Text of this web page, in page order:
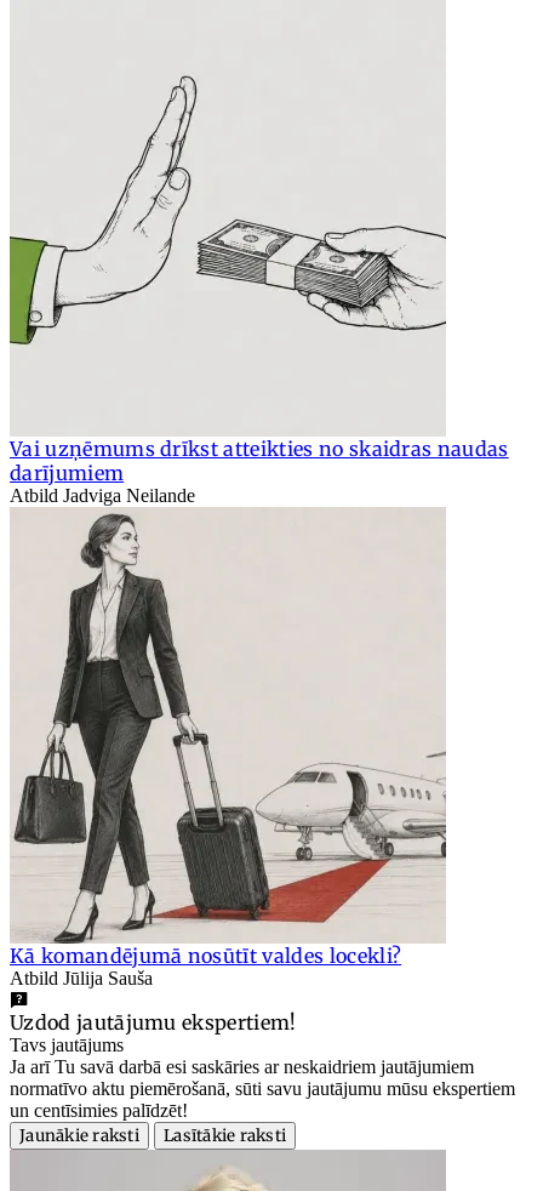
Vai uzņēmums drīkst atteikties no skaidras naudas
darījumiem
Atbild Jadviga Neilande
Kā komandējumā nosūtīt valdes locekli?
Atbild Jūlija Sauša
Uzdod jautājumu ekspertiem!
Tavs jautājums
Ja arī Tu savā darbā esi saskāries ar neskaidriem jautājumiem
normatīvo aktu piemērošanā, sūti savu jautājumu mūsu ekspertiem
un centīsimies palīdzēt!
Jaunākie raksti
Lasītākie raksti